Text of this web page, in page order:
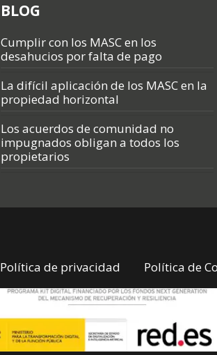
BLOG
Cumplir con los MASC en los
desahucios por falta de pago
La difícil aplicación de los MASC en la
propiedad horizontal
Los acuerdos de comunidad no
impugnados obligan a todos los
propietarios
Política de privacidad Política de